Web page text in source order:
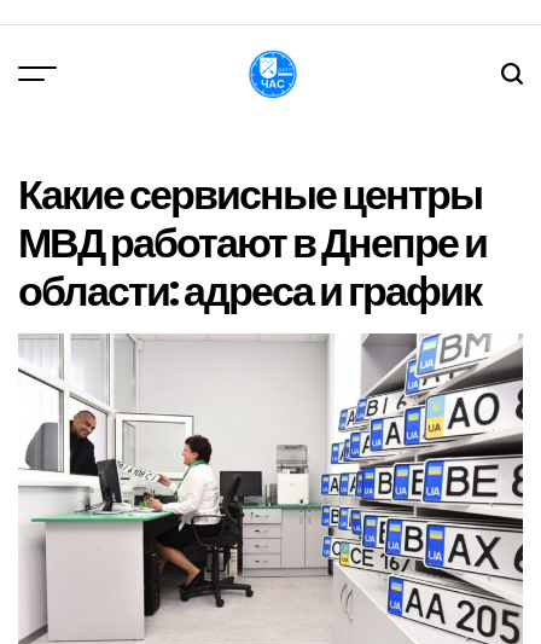
вмісту
Какие сервисные центры
МВД работают в Днепре и
области: адреса и график